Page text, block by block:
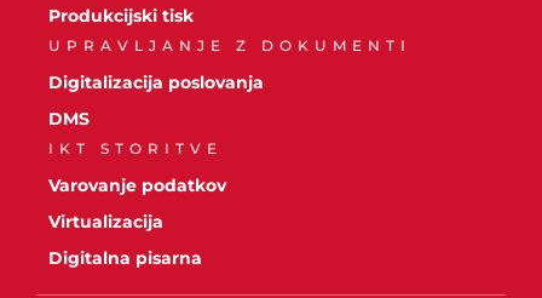
Produkcijski tisk
UPRAVLJANJE Z DOKUMENTI
Digitalizacija poslovanja
DMS
IKT STORITVE
Varovanje podatkov
Virtualizacija
Digitalna pisarna